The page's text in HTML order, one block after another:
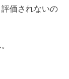
価されないの